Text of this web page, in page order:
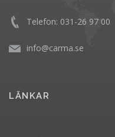
Telefon: 031-26 97 00
info@carma.se
LÄNKAR